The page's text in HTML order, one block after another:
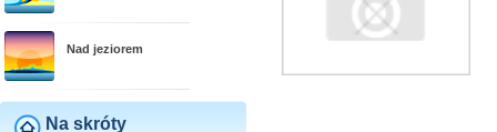
Nad jeziorem
Na skróty